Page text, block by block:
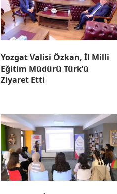
Yozgat Valisi Özkan, İl Milli
Eğitim Müdürü Türk’ü
Ziyaret Etti